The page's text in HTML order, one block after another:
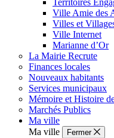
Territoires
Ville Amie des
Villes et
Ville Internet
Marianne d’Or
La Mairie Recrute
Finances locales
Nouveaux habitants
Services municipaux
Mémoire et Histoire
Marchés Publics
Ma ville
Ma ville
Fermer